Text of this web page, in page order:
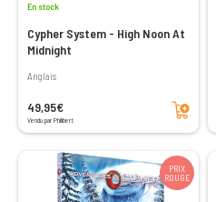
En stock
Cypher System - High Noon At
Midnight
Anglais
49,95€
Vendu par Philibert
Ajouter au panier
PRIX
ROUGE